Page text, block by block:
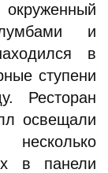
и
в
ступени
Ресторан
освещали
в панели